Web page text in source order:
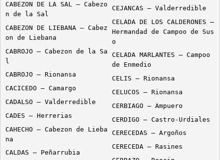
CABEZON DE LA SAL – Cabezo
n de la Sal
CABEZON DE LIEBANA – Cabez
on de Liebana
CABROJO – Cabezon de la Sa
l
CABROJO – Rionansa
CACICEDO – Camargo
CADALSO – Valderredible
CADES – Herrerias
CAHECHO – Cabezon de Lieba
na
CALDAS – Peñarrubia
CEJANCAS – Valderredible
CELADA DE LOS CALDERONES –
Hermandad de Campoo de Sus
o
CELADA MARLANTES – Campoo
de Enmedio
CELIS – Rionansa
CELUCOS – Rionansa
CERBIAGO – Ampuero
CERDIGO – Castro-Urdiales
CERECEDAS – Argoños
CERECEDA – Rasines